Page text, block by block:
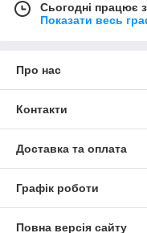
Сьогодні працює
Показати весь
Про нас
Контакти
Доставка та оплата
Графік роботи
Повна версія сайту